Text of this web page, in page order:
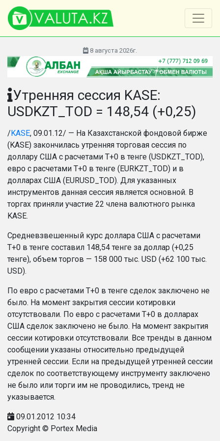
8 августа 2026г.
Утренняя сессия KASE:
USDKZT_TOD = 148,54 (+0,25)
/ KASE, 09.01.12/ — На Казахстанской фондовой бирже
(KASE) закончилась утренняя торговая сессия по
доллару США с расчетами Т+0 в тенге (USDKZT_TOD),
евро с расчетами T+0 в тенге (EURKZT_TOD) и в
долларах США (EURUSD_TOD). Для указанных
инструментов данная сессия является основной. В
торгах приняли участие 22 члена валютного рынка
KASE.
Средневзвешенный курс доллара США с расчетами
T+0 в тенге составил 148,54 тенге за доллар (+0,25
тенге), объем торгов — 158 000 тыс. USD (+62 100 тыс.
USD).
По евро с расчетами T+0 в тенге сделок заключено не
было. На момент закрытия сессии котировки
отсутствовали. По евро с расчетами T+0 в долларах
США сделок заключено не было. На момент закрытия
сессии котировки отсутствовали. Все тренды в данном
сообщении указаны относительно предыдущей
утренней сессии. Если на предыдущей утренней сессии
сделок по соответствующему инструменту заключено
не было или торги им не проводились, тренд не
указывается.
09.01.2012 10:34
Copyright © Portex Media